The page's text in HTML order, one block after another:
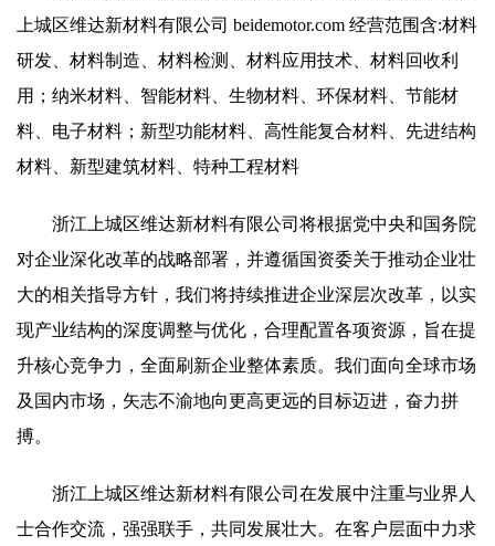
上城区维达新材料有限公司 beidemotor.com 经营范围含:材料
研发、材料制造、材料检测、材料应用技术、材料回收利
用；纳米材料、智能材料、生物材料、环保材料、节能材
料、电子材料；新型功能材料、高性能复合材料、先进结构
材料、新型建筑材料、特种工程材料
浙江上城区维达新材料有限公司将根据党中央和国务院
对企业深化改革的战略部署，并遵循国资委关于推动企业壮
大的相关指导方针，我们将持续推进企业深层次改革，以实
现产业结构的深度调整与优化，合理配置各项资源，旨在提
升核心竞争力，全面刷新企业整体素质。我们面向全球市场
及国内市场，矢志不渝地向更高更远的目标迈进，奋力拼
搏。
浙江上城区维达新材料有限公司在发展中注重与业界人
士合作交流，强强联手，共同发展壮大。在客户层面中力求